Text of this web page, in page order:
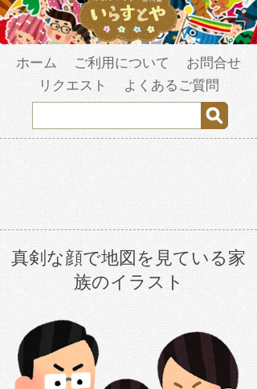
ホーム ご利用について
お問合せ
リクエスト
よくあるご質問
真剣な顔で地図を見ている家
族のイラスト